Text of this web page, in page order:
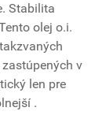
Stabilita
olej o.i.
v
len pre
.